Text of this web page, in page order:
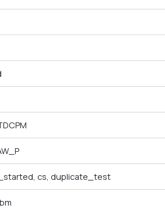
cs, duplicate_test